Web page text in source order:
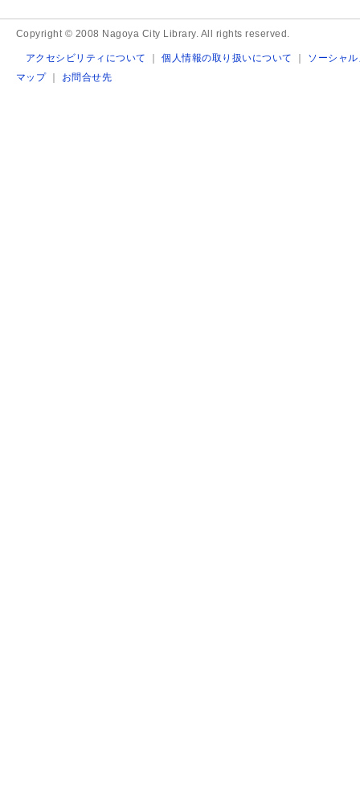
Copyright © 2008 Nagoya City Library. All rights reserved.
アクセシビリティについて ｜個人情報の取り扱いについて ｜ ソーシャ
マップ｜ お問合せ先